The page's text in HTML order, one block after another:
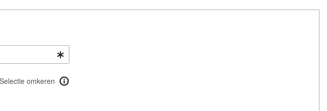
Selectie omkeren